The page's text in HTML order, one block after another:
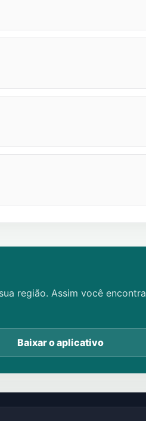
região. Assim você encontra
Baixar o aplicativo